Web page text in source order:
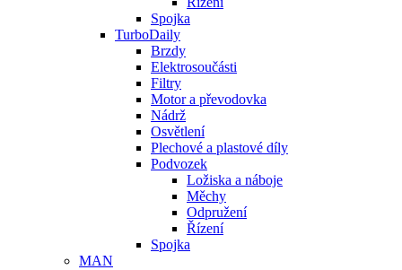
Spojka
TurboDaily
Brzdy
Elektrosoučásti
Filtry
Motor a převodovka
Nádrž
Osvětlení
Plechové a plastové díly
Podvozek
Ložiska a náboje
Měchy
Odpružení
Řízení
Spojka
MAN